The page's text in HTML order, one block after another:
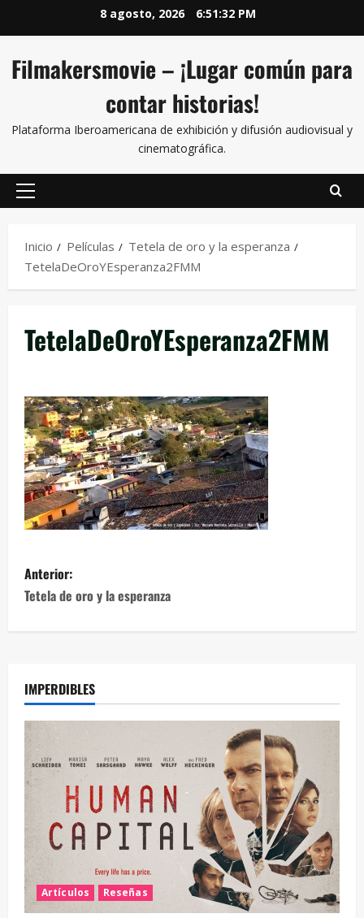
8 agosto, 2026 6:51:32 PM
Filmakersmovie – ¡Lugar común para
contar historias!
Plataforma Iberoamericana de exhibición y difusión audiovisual y
cinematográfica.
Inicio Películas
Tetela de oro y la esperanza
TetelaDeOroYEsperanza2FMM
TetelaDeOroYEsperanza2FMM
Anterior:
Tetela de oro y la esperanza
IMPERDIBLES
Artículos Reseñas